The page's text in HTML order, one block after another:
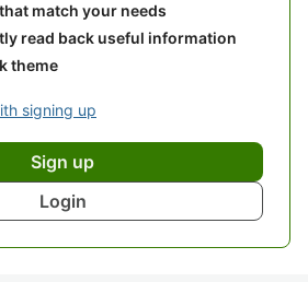
match your needs
read back useful information
theme
signing up
Sign up
Login